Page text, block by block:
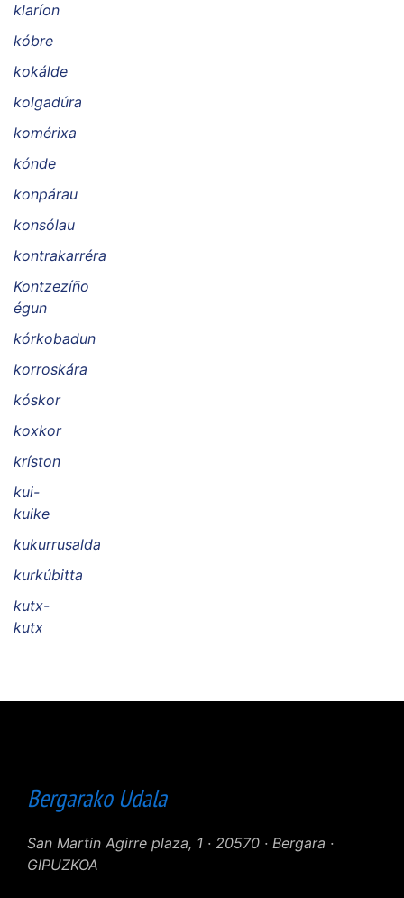
klaríon
kóbre
kokálde
kolgadúra
komérixa
kónde
konpárau
konsólau
kontrakarréra
Kontzezíño
égun
kórkobadun
korroskára
kóskor
koxkor
kríston
kui-
kuike
kukurrusalda
kurkúbitta
kutx-
kutx
Bergarako Udala
San Martin Agirre plaza, 1 · 20570 · Bergara ·
GIPUZKOA